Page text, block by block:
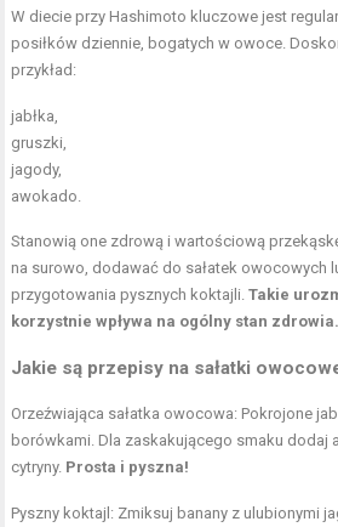
W diecie przy Hashimoto kluczowe jest
posiłków dziennie , bogatych w owoce.
przykład:
jabłka,
gruszki,
jagody,
awokado.
Stanowią one zdrową i wartościową
na surowo, dodawać do sałatek owocowych
przygotowania pysznych koktajli.Takie
korzystnie wpływa na ogólny stan zdrowia.
Jakie są przepisy na sałatki
Orzeźwiająca sałatka owocowa: Pokrojone
borówkami. Dla zaskakującego smaku dodaj
cytryny. Prosta i pyszna!
Pyszny koktajl: Zmiksuj banany z ulubionymi